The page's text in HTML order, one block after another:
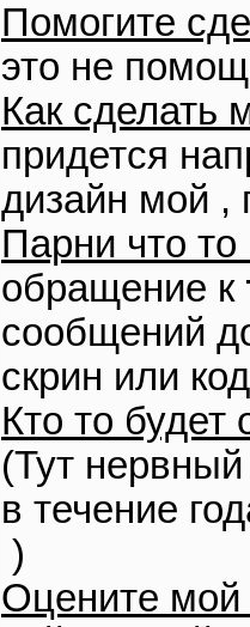
Помогите
это не
Как
придется
дизайн мой ,
Парни что то
обращение к
сообщений
скрин или
Кто то будет
(Тут
в течение
)
Оцените